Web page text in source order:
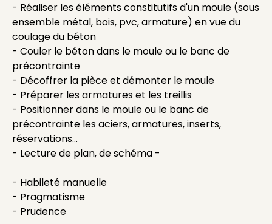
- Réaliser les éléments constitutifs d'un moule (sous
ensemble métal, bois, pvc, armature) en vue du
coulage du béton
- Couler le béton dans le moule ou le banc de
précontrainte
- Décoffrer la pièce et démonter le moule
- Préparer les armatures et les treillis
- Positionner dans le moule ou le banc de
précontrainte les aciers, armatures, inserts,
réservations…
- Lecture de plan, de schéma -
- Habileté manuelle
- Pragmatisme
- Prudence